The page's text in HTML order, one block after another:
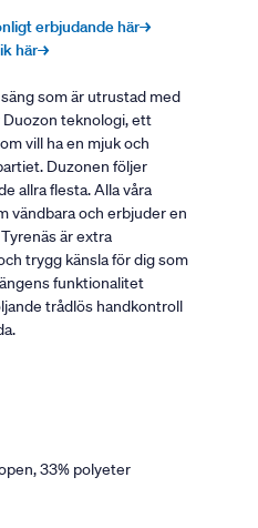
erbjudande här→
här→
som är utrustad med
teknologi, ett
vill ha en mjuk och
Duzonen följer
allra flesta. Alla våra
vändbara och erbjuder en
är extra
trygg känsla för dig som
funktionalitet
trådlös handkontroll
33% polyeter